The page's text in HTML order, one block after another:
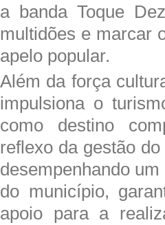
a bandaToque Dez
multidões e marcar
apelo popular.
Além da força
impulsiona o
como destino
reflexo da gestão
desempenhando
do município,
apoio para a